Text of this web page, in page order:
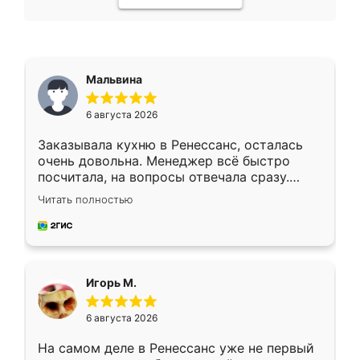
Мальвина
6 августа 2026
Заказывала кухню в Ренессанс, осталась
очень довольна. Менеджер всё быстро
посчитала, на вопросы отвечала сразу.
Замерщик приехал в субботу, подошёл к
делу со всей ответственностью. Собрали
за день, ребята работали аккуратно, даже
Читать полностью
Игорь М.
6 августа 2026
На самом деле в Ренессанс уже не первый